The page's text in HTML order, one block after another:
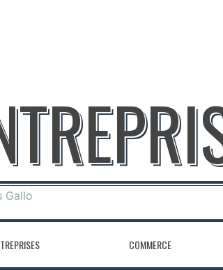
Gallo
COMMERCE